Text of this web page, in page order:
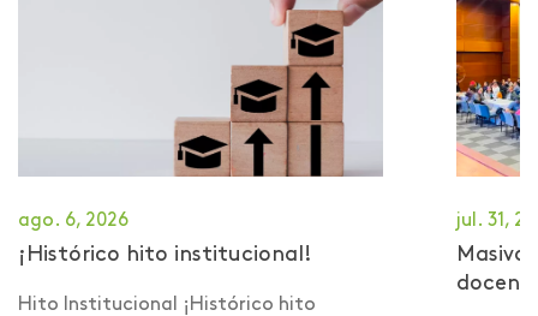
ago. 6, 2026
¡Histórico hito institucional!
Hito Institucional ¡Histórico hito
jul. 31,